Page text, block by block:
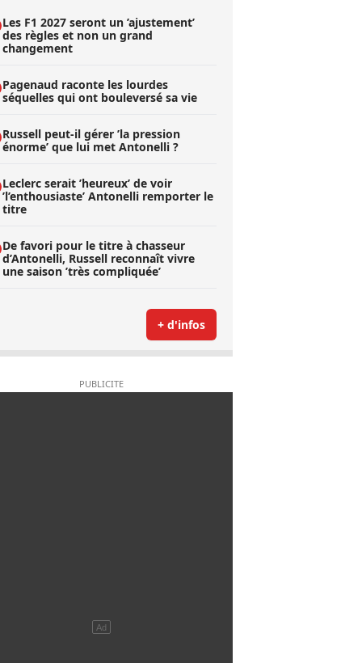
Les F1 2027 seront un ’ajustement’
des règles et non un grand
changement
Pagenaud raconte les lourdes
séquelles qui ont bouleversé sa vie
Russell peut-il gérer ’la pression
énorme’ que lui met Antonelli ?
Leclerc serait ’heureux’ de voir
’l’enthousiaste’ Antonelli remporter le
titre
De favori pour le titre à chasseur
d’Antonelli, Russell reconnaît vivre
une saison ’très compliquée’
+ d'infos